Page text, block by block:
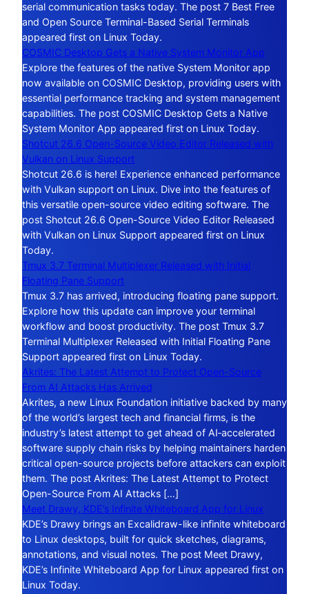
serial communication tasks today. The post 7 Best Free
and Open Source Terminal-Based Serial Terminals
appeared first on Linux Today.
COSMIC Desktop Gets a Native System Monitor App
Explore the features of the native System Monitor app
now available on COSMIC Desktop, providing users with
essential performance tracking and system management
capabilities. The post COSMIC Desktop Gets a Native
System Monitor App appeared first on Linux Today.
Shotcut 26.6 Open-Source Video Editor Released with
Vulkan on Linux Support
Shotcut 26.6 is here! Experience enhanced performance
with Vulkan support on Linux. Dive into the features of
this versatile open-source video editing software. The
post Shotcut 26.6 Open-Source Video Editor Released
with Vulkan on Linux Support appeared first on Linux
Today.
Tmux 3.7 Terminal Multiplexer Released with Initial
Floating Pane Support
Tmux 3.7 has arrived, introducing floating pane support.
Explore how this update can improve your terminal
workflow and boost productivity. The post Tmux 3.7
Terminal Multiplexer Released with Initial Floating Pane
Support appeared first on Linux Today.
Akrites: The Latest Attempt to Protect Open-Source
From AI Attacks Has Arrived
Akrites, a new Linux Foundation initiative backed by many
of the world’s largest tech and financial firms, is the
industry’s latest attempt to get ahead of AI‑accelerated
software supply chain risks by helping maintainers harden
critical open-source projects before attackers can exploit
them. The post Akrites: The Latest Attempt to Protect
Open-Source From AI Attacks […]
Meet Drawy, KDE’s Infinite Whiteboard App for Linux
KDE’s Drawy brings an Excalidraw-like infinite whiteboard
to Linux desktops, built for quick sketches, diagrams,
annotations, and visual notes. The post Meet Drawy,
KDE’s Infinite Whiteboard App for Linux appeared first on
Linux Today.